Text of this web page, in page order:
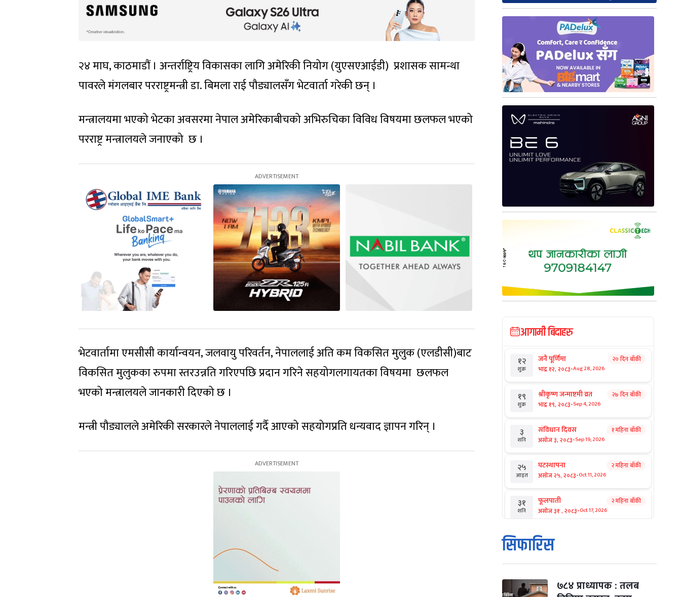
२४ माघ, काठमाडौं । अन्तर्राष्ट्रिय विकासका लागि अमेरिकी नियोग (युएसएआईडी) प्रशासक सामन्था
पावरले मंगलबार परराष्ट्रमन्त्री डा. बिमला राई पौड्यालसँग भेटवार्ता गरेकी छन् ।
मन्त्रालयमा भएको भेटका अवसरमा नेपाल अमेरिकाबीचको अभिरुचिका विविध विषयमा छलफल भएको
परराष्ट्र मन्त्रालयले जनाएको छ ।
भेटवार्तामा एमसीसी कार्यान्वयन, जलवायु परिवर्तन, नेपाललाई अति कम विकसित मुलुक (एलडीसी)बाट
विकसित मुलुकका रुपमा स्तरउन्नति गरिएपछि प्रदान गरिने सहयोगलगायतका विषयमा छलफल
भएको मन्त्रालयले जानकारी दिएको छ ।
मन्त्री पौड्यालले अ‍मेरिकी सरकारले नेपाललाई गर्दै आएको सहयोगप्रति धन्यवाद ज्ञापन गरिन् ।
आगामी बिदाहरु
१२
शुक्र
जनै पूर्णिमा
भाद्र १२, २०८३-Aug 28, 2026
२० दिन बाँकी
१९
शुक्र
श्रीकृष्ण जन्माष्टमी व्रत
भाद्र १९, २०८३-Sep 4, 2026
२७ दिन बाँकी
३
शनि
संविधान दिवस
असोज ३, २०८३-Sep 19, 2026
१ महिना बाँकी
२५
आइत
घटस्थापना
असोज २५, २०८३-Oct 11, 2026
२ महिना बाँकी
३१
शनि
फूलपाती
असोज ३१ , २०८३-Oct 17, 2026
२ महिना बाँकी
१
आइत
कार्तिक सङ्क्रान्ति
कार्तिक १, २०८३
मंगल कार्तिक ३, २०८३ -Oct 20, 2026
सिफारिस
७८४ प्राध्यापक : तलब